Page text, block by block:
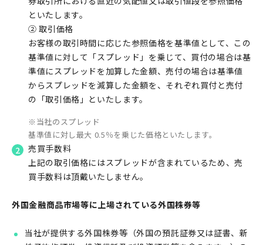
といたします。
② 取引価格
お客様の取引時間に応じた参照価格を基準値として、この
基準値に対して「スプレッド」を乗じて、買付の場合は基
準値にスプレッドを加算した金額、売付の場合は基準値
からスプレッドを減算した金額を、それぞれ買付と売付
の「取引価格」といたします。
当社のスプレッド
基準値に対し最大 0.5％を乗じた価格といたします。
売買手数料
上記の取引価格にはスプレッドが含まれているため、売
買手数料は頂戴いたしません。
外国金融商品市場等に上場されている外国株券等
当社が提供する外国株券等（外国の預託証券又は証書、新